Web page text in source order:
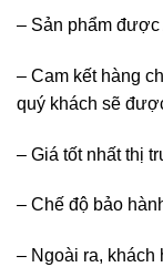
– Sản phẩm được
– Cam kết hàng
quý khách sẽ
– Giá tốt nhất thị
– Chế độ bảo
– Ngoài ra,